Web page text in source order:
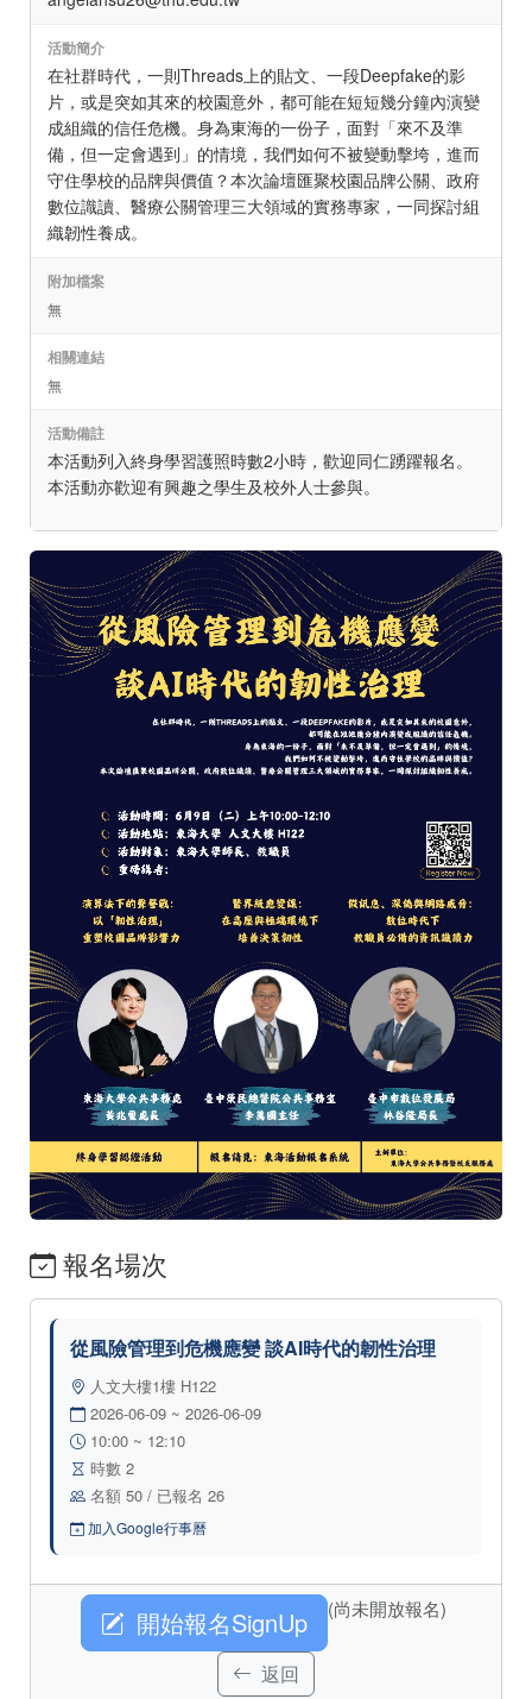
活動簡介
在社群時代，一則Threads上的貼文、一段Deepfake的影
片，或是突如其來的校園意外，都可能在短短幾分鐘內演變
成組織的信任危機。身為東海的一份子，面對「來不及準
備，但一定會遇到」的情境，我們如何不被變動擊垮，進而
守住學校的品牌與價值？本次論壇匯聚校園品牌公關、政府
數位識讀、醫療公關管理三大領域的實務專家，一同探討組
織韌性養成。
附加檔案
無
相關連結
無
活動備註
本活動列入終身學習護照時數2小時，歡迎同仁踴躍報名。
本活動亦歡迎有興趣之學生及校外人士參與。
報名場次
從風險管理到危機應變 談AI時代的韌性治理
人文大樓1樓 H122
2026-06-09 ~ 2026-06-09
10:00 ~ 12:10
時數 2
名額 50 / 已報名 26
加入Google行事曆
開始報名SignUp (尚未開放報名)
返回